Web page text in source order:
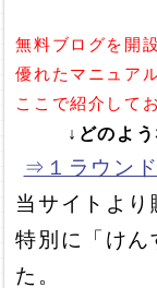
無料ブログを開
優れたマニュア
ここで紹介して
↓どのよ
⇒１ラウン
当サイトより
特別に「けん
た。